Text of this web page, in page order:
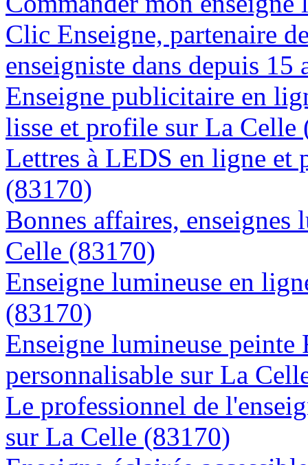
Clic Enseigne, partenaire
enseigniste dans depuis
Enseigne publicitaire en
lisse et profile sur La Celle
Lettres à LEDS en ligne et
(83170)
Bonnes affaires, enseignes
Celle (83170)
Enseigne lumineuse en
(83170)
Enseigne lumineuse
personnalisable sur La
Le professionnel de
sur La Celle (83170)